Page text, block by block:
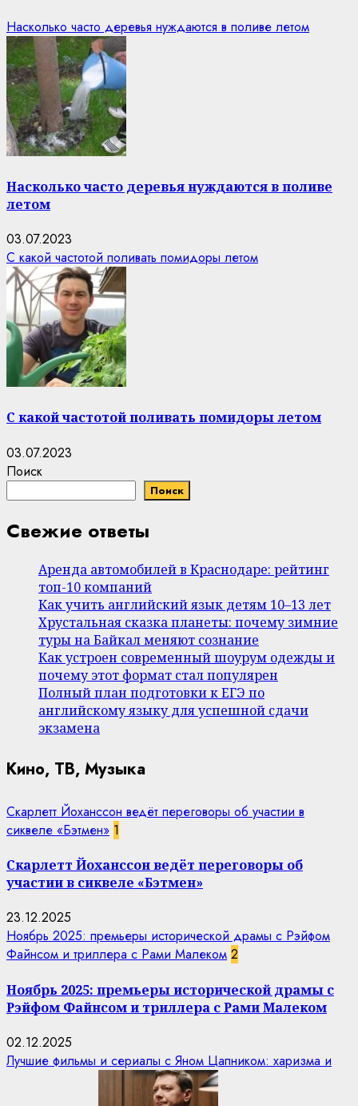
Насколько часто деревья нуждаются в поливе летом
Насколько часто деревья нуждаются в поливе
летом
03.07.2023
С какой частотой поливать помидоры летом
С какой частотой поливать помидоры летом
03.07.2023
Поиск
Поиск
Свежие ответы
Аренда автомобилей в Краснодаре: рейтинг
топ-10 компаний
Как учить английский язык детям 10–13 лет
Хрустальная сказка планеты: почему зимние
туры на Байкал меняют сознание
Как устроен современный шоурум одежды и
почему этот формат стал популярен
Полный план подготовки к ЕГЭ по
английскому языку для успешной сдачи
экзамена
Кино, ТВ, Музыка
Скарлетт Йоханссон ведёт переговоры об участии в
сиквеле «Бэтмен» 1
Скарлетт Йоханссон ведёт переговоры об
участии в сиквеле «Бэтмен»
23.12.2025
Ноябрь 2025: премьеры исторической драмы с Рэйфом
Файнсом и триллера с Рами Малеком 2
Ноябрь 2025: премьеры исторической драмы с
Рэйфом Файнсом и триллера с Рами Малеком
02.12.2025
Лучшие фильмы и сериалы с Яном Цапником: харизма и